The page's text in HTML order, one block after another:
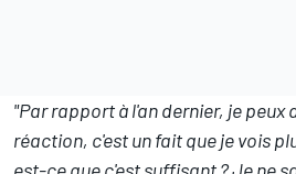
"Par rapport à l'an dernier, je peux
réaction, c'est un fait que je vois